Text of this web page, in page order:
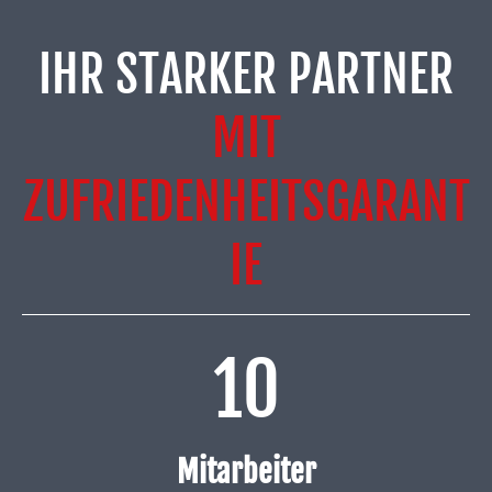
IHR STARKER PARTNER
MIT
ZUFRIEDENHEITSGARANT
IE
10
Mitarbeiter